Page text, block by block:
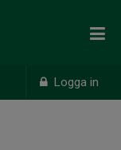
Logga in